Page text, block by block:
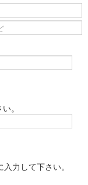
。
力して下さい。